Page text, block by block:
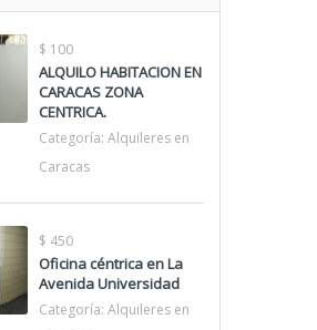
$ 100
ALQUILO HABITACION EN
CARACAS ZONA
CENTRICA.
Categoría: Alquileres en
Caracas
$ 450
Oficina céntrica en La
Avenida Universidad
Categoría: Alquileres en